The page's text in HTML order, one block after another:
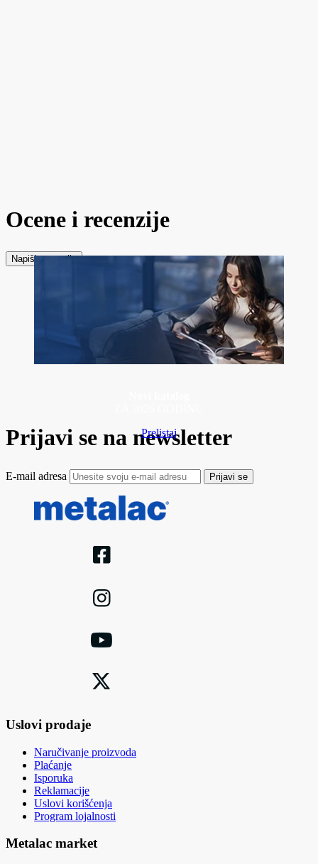
Ocene i recenzije
Napiši recenziju
Prelistaj
Prijavi se na newsletter
E-mail adresa Prijavi se
Uslovi prodaje
Naručivanje proizvoda
Plaćanje
Isporuka
Reklamacije
Uslovi korišćenja
Program lojalnosti
Metalac market